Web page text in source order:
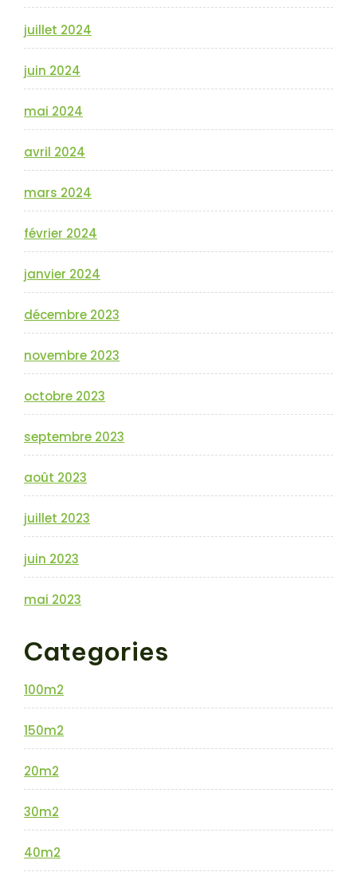
juillet 2024
juin 2024
mai 2024
avril 2024
mars 2024
février 2024
janvier 2024
décembre 2023
novembre 2023
octobre 2023
septembre 2023
août 2023
juillet 2023
juin 2023
mai 2023
Categories
100m2
150m2
20m2
30m2
40m2